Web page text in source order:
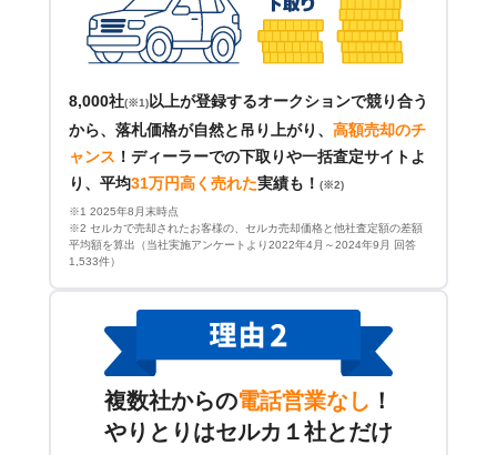
8,000社(※1) 以上が登録するオークションで競り合う
から、落札価格が自然と吊り上がり、 高額売却のチ
ャンス ！ ディーラーでの下取りや一括査定サイトよ
り、平均31万円高く売れた実績も！ (※2)
※1 2025年8月末時点
※2 セルカで売却されたお客様の、セルカ売却価格と他社査定額の差額
平均額を算出（当社実施アンケートより2022年4月～2024年9月 回答
1,533件）
複数社からの電話営業なし ！
やりとりはセルカ１社とだけ